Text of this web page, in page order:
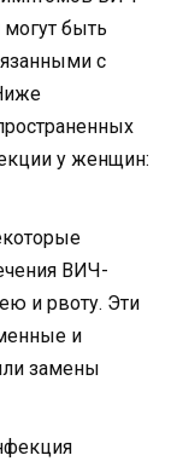
быть
с
у женщин:
ВИЧ-
и рвоту. Эти
и
замены